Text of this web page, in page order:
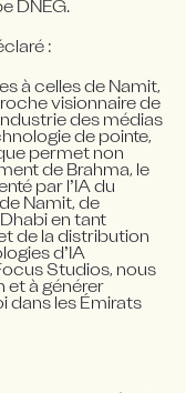
DNEG.
:
à celles de Namit,
visionnaire de
des médias
de pointe,
permet non
de Brahma, le
par l’IA du
Namit, de
en tant
de la distribution
d’IA
Studios, nous
et à générer
dans les Émirats